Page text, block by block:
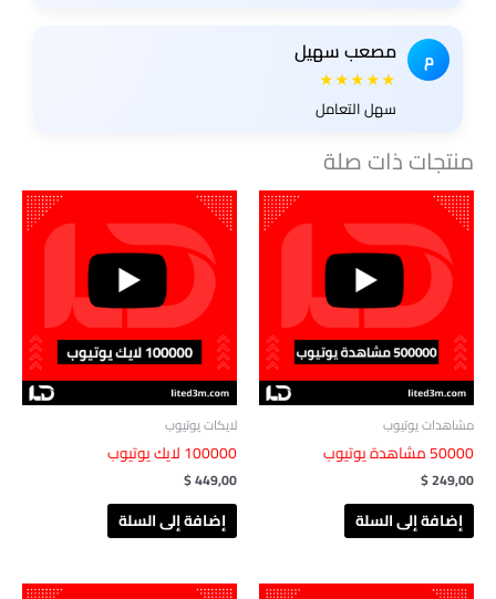
م مصعب سهيل
★★★★★
سهل التعامل
منتجات ذات صلة
مشاهدات يوتيوب
50000 مشاهدة يوتيوب
$249,00
إضافة إلى السلة
لايكات يوتيوب
100000 لايك يوتيوب
$449,00
إضافة إلى السلة